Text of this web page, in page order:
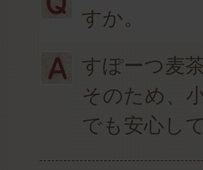
すか。
すぽーつ麦
そのため、
でも安心し